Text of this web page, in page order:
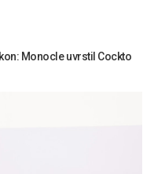
Monocle uvrstil Cockto